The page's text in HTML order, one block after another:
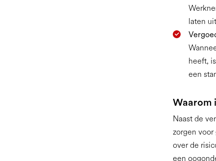
laten
heeft,
een
Waarom
Naast de
zorgen
over de
een